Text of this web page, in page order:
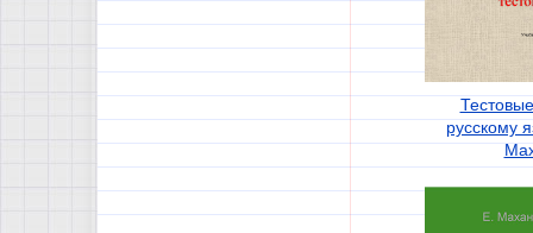
русскому